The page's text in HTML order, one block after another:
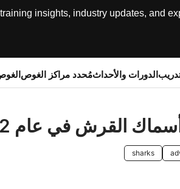
insights, industry updates, and
الدورات والأحداثمُحدد مراكز الغوص
sharks